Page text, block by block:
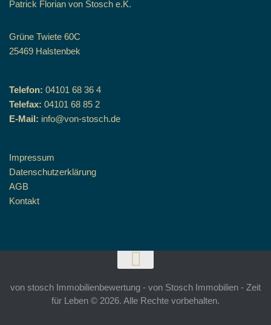
Patrick Florian von Stosch e.K.
Grüne Twiete 60C
25469 Halstenbek
Telefon: 04101 68 36 4
Telefax: 04101 68 85 2
E-Mail: info@von-stosch.de
Impressum
Datenschutzerklärung
AGB
Kontakt
von stosch Immobilienbewertung - von Stosch Immobilien - Zeit
für Leben © 2026. Alle Rechte vorbehalten.